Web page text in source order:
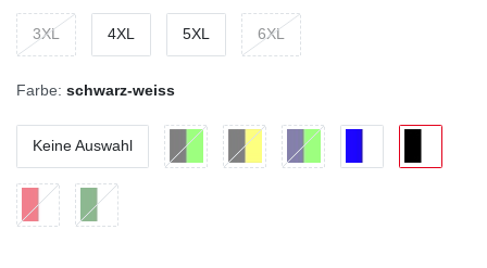
3XL 4XL 5XL 6XL
Farbe: schwarz-weiss
Keine Auswahl